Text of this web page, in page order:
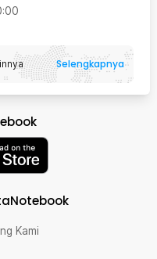
Selengkapnya
Kami